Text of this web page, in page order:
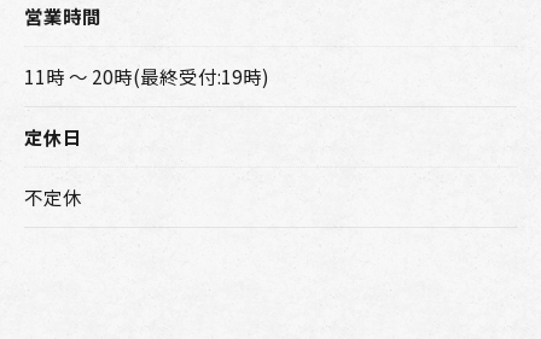
営業時間
11時 〜 20時(最終受付:19時)
定休日
不定休